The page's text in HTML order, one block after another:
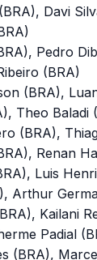
Davi
Pedro
(BRA)
(BRA),
Theo Baladi
(BRA),
Renan
Luis
Arthur
Kailani
Padial
(BRA),